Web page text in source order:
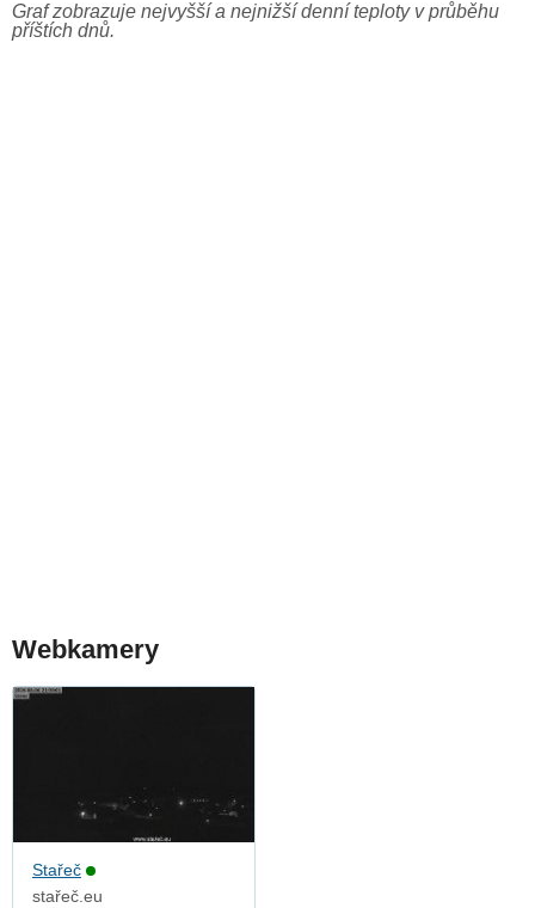
Graf zobrazuje nejvyšší a nejnižší denní teploty v průběhu
příštích dnů.
Webkamery
Stařeč
stařeč.eu